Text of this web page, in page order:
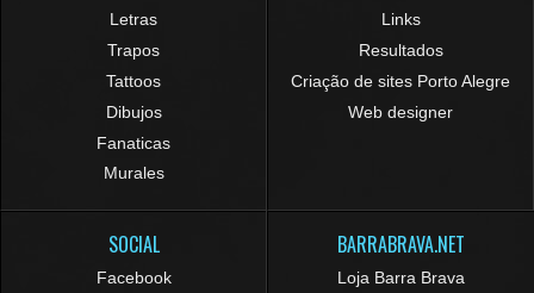
Letras
Trapos
Tattoos
Dibujos
Fanaticas
Murales
Links
Resultados
Criação de sites Porto Alegre
Web designer
SOCIAL
Facebook
BARRABRAVA.NET
Loja Barra Brava